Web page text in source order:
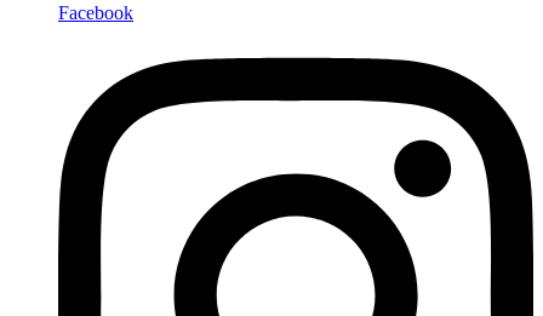
Facebook